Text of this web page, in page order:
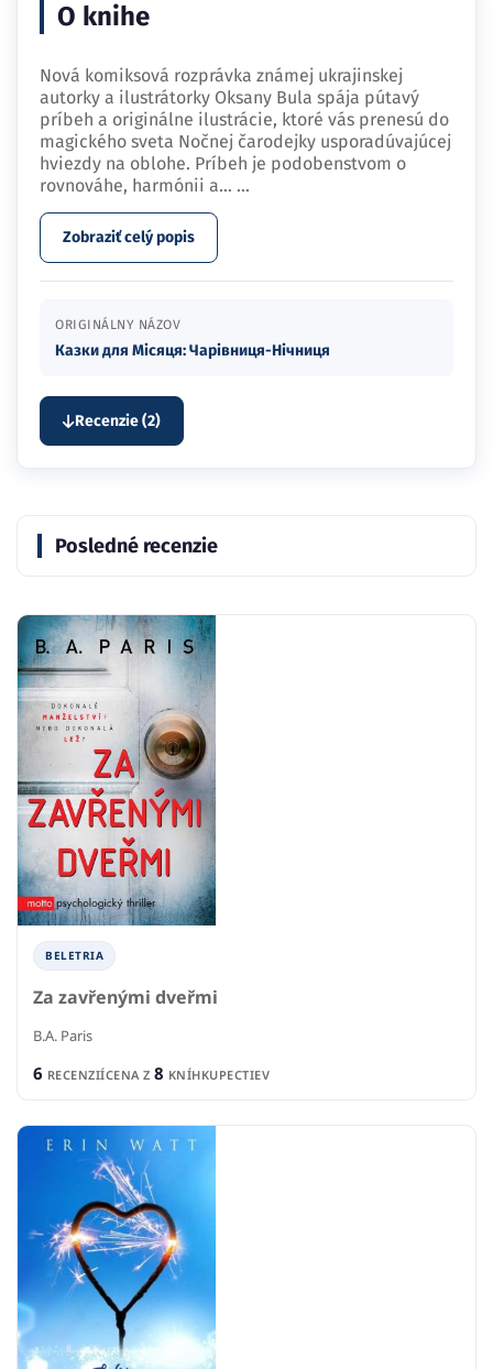
O knihe
Nová komiksová rozprávka známej ukrajinskej
autorky a ilustrátorky Oksany Bula spája pútavý
príbeh a originálne ilustrácie, ktoré vás prenesú do
magického sveta Nočnej čarodejky usporadúvajúcej
hviezdy na oblohe. Príbeh je podobenstvom o
rovnováhe, harmónii a… ...
Zobraziť celý popis
ORIGINÁLNY NÁZOV
Казки для Місяця: Чарівниця-Нічниця
Recenzie (2)
Posledné recenzie
BELETRIA
Za zavřenými dveřmi
B.A. Paris
6 RECENZIÍCENA Z 8 KNÍHKUPECTIEV